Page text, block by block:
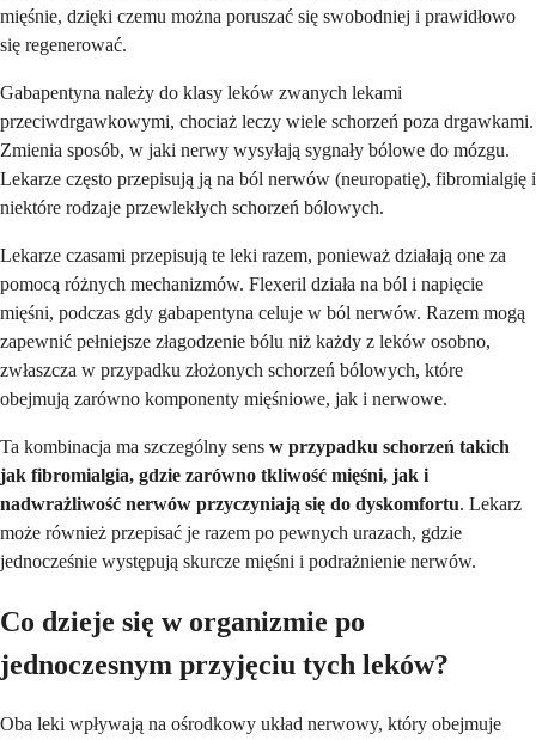
mięśnie, dzięki czemu można poruszać się swobodniej i prawidłowo
się regenerować.
Gabapentyna należy do klasy leków zwanych lekami
przeciwdrgawkowymi, chociaż leczy wiele schorzeń poza drgawkami.
Zmienia sposób, w jaki nerwy wysyłają sygnały bólowe do mózgu.
Lekarze często przepisują ją na ból nerwów (neuropatię), fibromialgię i
niektóre rodzaje przewlekłych schorzeń bólowych.
Lekarze czasami przepisują te leki razem, ponieważ działają one za
pomocą różnych mechanizmów. Flexeril działa na ból i napięcie
mięśni, podczas gdy gabapentyna celuje w ból nerwów. Razem mogą
zapewnić pełniejsze złagodzenie bólu niż każdy z leków osobno,
zwłaszcza w przypadku złożonych schorzeń bólowych, które
obejmują zarówno komponenty mięśniowe, jak i nerwowe.
Ta kombinacja ma szczególny sens w przypadku schorzeń takich
jak fibromialgia, gdzie zarówno tkliwość mięśni, jak i
nadwrażliwość nerwów przyczyniają się do dyskomfortu. Lekarz
może również przepisać je razem po pewnych urazach, gdzie
jednocześnie występują skurcze mięśni i podrażnienie nerwów.
Co dzieje się w organizmie po
jednoczesnym przyjęciu tych leków?
Oba leki wpływają na ośrodkowy układ nerwowy, który obejmuje